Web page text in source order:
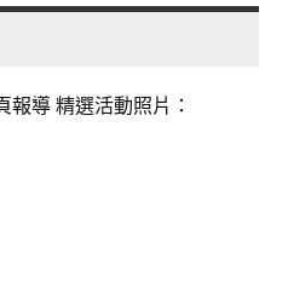
報導 精選活動照片：